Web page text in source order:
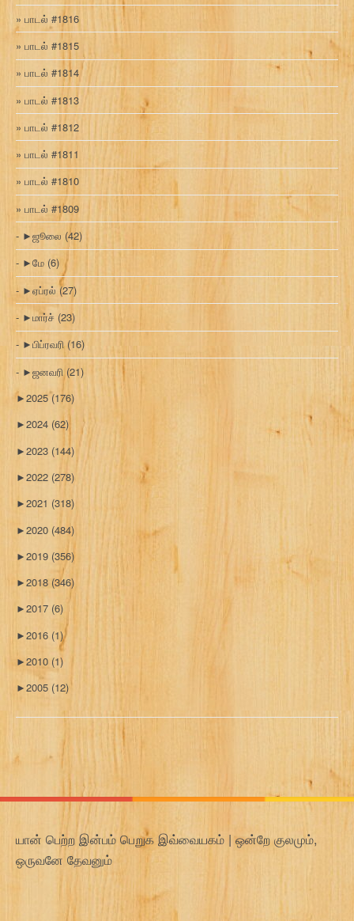
பாடல் #1816
பாடல் #1815
பாடல் #1814
பாடல் #1813
பாடல் #1812
பாடல் #1811
பாடல் #1810
பாடல் #1809
►ஜூலை (42)
►மே (6)
►ஏப்ரல்(27)
►மார்ச் (23)
►பிப்ரவரி (16)
►ஜனவரி (21)
►2025(176)
►2024 (62)
►2023 (144)
►2022 (278)
►2021 (318)
►2020 (484)
►2019 (356)
►2018 (346)
►2017 (6)
►2016 (1)
►2010 (1)
►2005 (12)
யான் பெற்ற இன்பம் பெறுக இவ்வையகம் | ஒன்றே குலமும்,
ஒருவனே தேவனும்